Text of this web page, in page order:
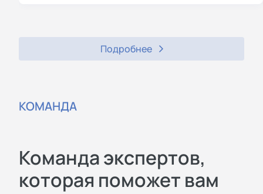
Подробнее
КОМАНДА
Команда экспертов,
которая поможет вам